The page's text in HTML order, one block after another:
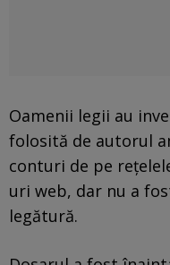
Oamenii legii au
folosită de autorul
conturi de pe
uri web, dar nu a
legătură.